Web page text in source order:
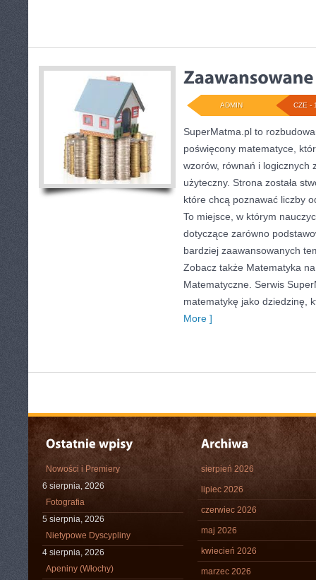
CZE -
ADMIN
SuperMatma.pl to
poświęcony matematyce,
wzorów, równań i logicznych
użyteczny. Strona została
które chcą poznawać liczby
To miejsce, w którym
dotyczące zarówno
bardziej zaawansowanych
Zobacz także Matematyka
Matematyczne. Serwis
matematykę jako dziedzinę,
More ]
Nowości i Premiery
6 sierpnia, 2026
Fotografia
5 sierpnia, 2026
Nietypowe Dyscypliny
4 sierpnia, 2026
Apeniny (Włochy)
sierpień 2026
lipiec 2026
czerwiec 2026
maj 2026
kwiecień 2026
marzec 2026